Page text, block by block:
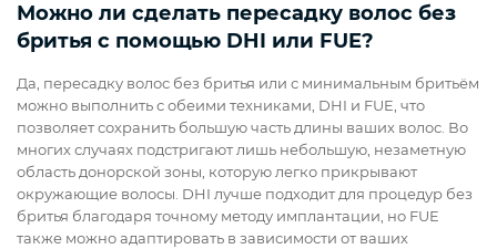
Можно ли сделать пересадку волос без
бритья с помощью DHI или FUE?
Да, пересадку волос без бритья или с минимальным бритьём
можно выполнить с обеими техниками, DHI и FUE, что
позволяет сохранить большую часть длины ваших волос. Во
многих случаях подстригают лишь небольшую, незаметную
область донорской зоны, которую легко прикрывают
окружающие волосы. DHI лучше подходит для процедур без
бритья благодаря точному методу имплантации, но FUE
также можно адаптировать в зависимости от ваших